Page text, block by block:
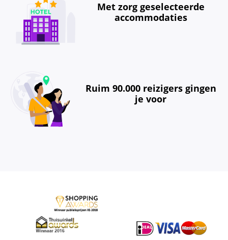
Met zorg geselecteerde
accommodaties
Ruim 90.000 reizigers gingen
je voor